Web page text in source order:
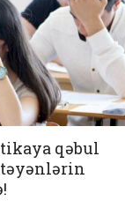
qəbul